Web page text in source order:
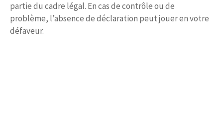
partie du cadre légal. En cas de contrôle ou de
problème, l’absence de déclaration peut jouer en votre
défaveur.